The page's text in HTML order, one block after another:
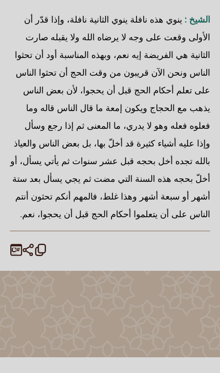
الشيخ : ينوي هذه نافلة ينوي الثانية نافلة، وإذا قدّر أن
الأولى وقعت على وجه لا يرضاه الله ولا يقبله صارت
الثانية هي الفريضة إيه نعم، وبهذه المناسبة أود أن تحثوا
الناس ونحن الآن قريبون من وقت الحج أن تحثوا الناس
على تعلم أحكام الحج قبل أن يحجوا، لأن بعض الناس
يذهب مع الحجاج ويكون إمعة ما قال الناس قاله وما
فعلوه فعله وهو لا يدري، ما المعنى ثم إذا رجع وسأل
وإذا عليه أشياء كثيرة قد أخلّ بها، بل بعض الناس والعياذ
بالله تجده أخل بحجه قبل عشر سنوات ثم يأتي يسأل، أو
أخلّ بحجه هذه السنة التي مضت ثم يجي يسأل بعد ستة
أشهر أو سبعة أشهر وهذا غلط، فالمهم أنكم تحثون أنتم
الناس على أن يتعلموا أحكام الحج قبل أن يحجوا، نعم.